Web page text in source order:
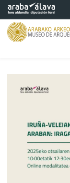
Eduki nagusira joan